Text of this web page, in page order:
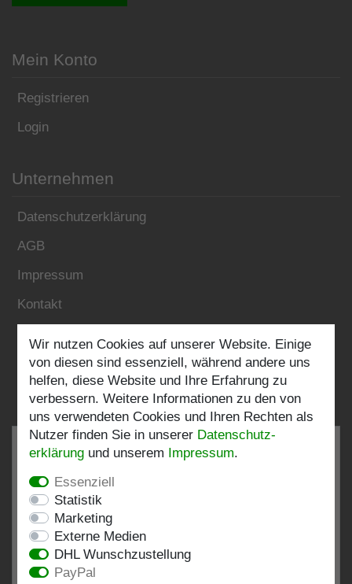
Mein Konto
Registrieren
Login
Unternehmen
Datenschutzerklärung
AGB
Impressum
Kontakt
Folgen Sie uns:
bei: shopvote.de, Amazon
Bewertungsprofil bei SHOPVOTE.DE ansehen
Wir nutzen Cookies auf unserer Website. Einige
von diesen sind essenziell, während andere uns
helfen, diese Website und Ihre Erfahrung zu
verbessern. Weitere Informationen zu den von
uns verwendeten Cookies und Ihren Rechten als
Nutzer finden Sie in unserer Daten­schutz­
erklärung und unserem Impressum.
Essenziell
Statistik
Marketing
Externe Medien
DHL Wunschzustellung
PayPal